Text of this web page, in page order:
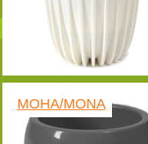
МОНА/MONA